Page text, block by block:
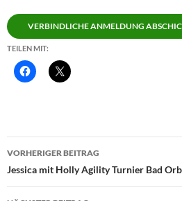
VERBINDLICHE
TEILEN MIT:
Beitragsnavigation
VORHERIGER BEITRAG
Jessica mit Holly Agility Turnier Bad Orb